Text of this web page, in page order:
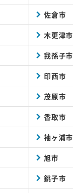
佐倉市
木更津市
我孫子市
印西市
茂原市
香取市
袖ヶ浦市
旭市
銚子市